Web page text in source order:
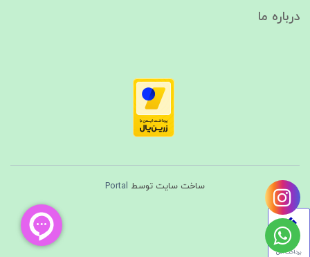
درباره ما
ساخت سایت توسط Portal